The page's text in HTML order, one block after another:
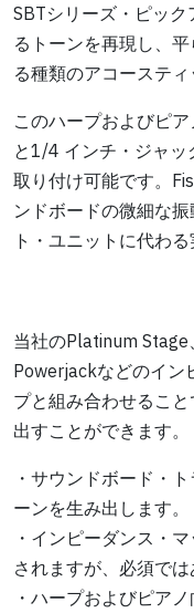
SBTシリーズ・ピッ
るトーンを再現し、
る種類のアコーステ
このハープおよびピ
と1/4 インチ・ジャッ
取り付け可能です。
ンドボードの微細な
ト・ユニットに代わ
当社のPlatinum
Powerjackなどのイン
プと組み合わせるこ
出すことができます。
・サウンドボード・
ーンを生み出します。
・インピーダンス・
されますが、必須では
・ハープおよびピア